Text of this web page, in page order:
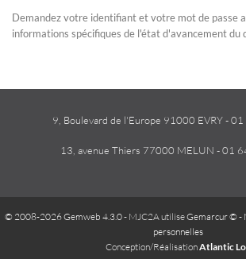
Demandez votre identifiant et votre mot de passe
informations spécifiques de l'état d'avancement du
9, Boulevard de l'Europe 91000 EVRY -
13, avenue Thiers 77000 MELUN - 01
© 2008-2026 Gemweb 4.3.0- MJC2A utiliseGemarcur © -
personnelles
Conception/RéalisationAtlantic